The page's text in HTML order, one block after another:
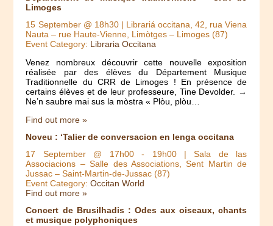
Limoges
15 September @ 18h30| Librariá occitana, 42, rua Viena
Nauta – rue Haute-Vienne, Limòtges – Limoges (87)
Event Category: Libraria Occitana
Venez nombreux découvrir cette nouvelle exposition
réalisée par des élèves du Département Musique
Traditionnelle du CRR de Limoges ! En présence de
certains élèves et de leur professeure, Tine Devolder. →
Ne’n saubre mai sus la mòstra « Plòu, plòu…
Find out more »
Noveu : ‘Talier de conversacion en lenga occitana
17 September @ 17h00- 19h00| Sala de las
Associacions – Salle des Associations, Sent Martin de
Jussac – Saint-Martin-de-Jussac (87)
Event Category:Occitan World
Find out more »
Concert de Brusilhadis : Odes aux oiseaux, chants
et musique polyphoniques